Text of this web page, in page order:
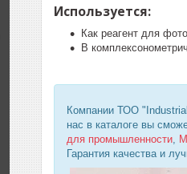
Используется:
Как реагент для
В
Компании ТОО
нас в каталоге вы
для промышленности
Гарантия качества и